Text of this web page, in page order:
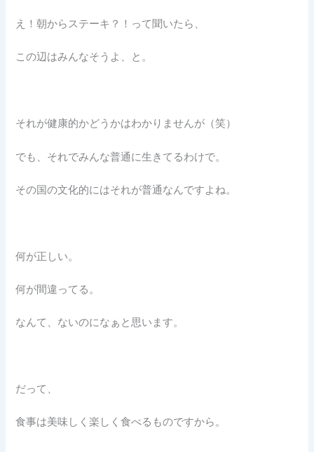
え！朝からステーキ？！って聞いたら、
この辺はみんなそうよ、と。
それが健康的かどうかはわかりませんが（笑）
でも、それでみんな普通に生きてるわけで。
その国の文化的にはそれが普通なんですよね。
何が正しい。
何が間違ってる。
なんて、ないのになぁと思います。
だって、
食事は美味しく楽しく食べるものですから。